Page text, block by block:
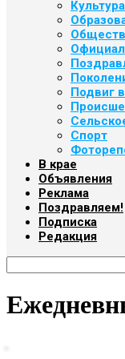
Культура
Подвиг
Спорт
В крае
Объявления
Реклама
Поздравляем!
Подписка
Редакция